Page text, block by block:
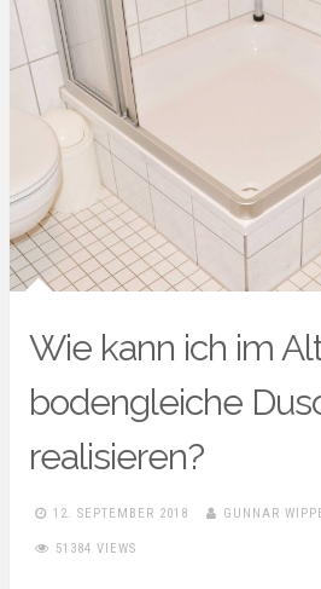
Wie kann ich im
bodengleiche
realisieren?
12. SEPTEMBER 2018 GUNNAR
51384 VIEWS